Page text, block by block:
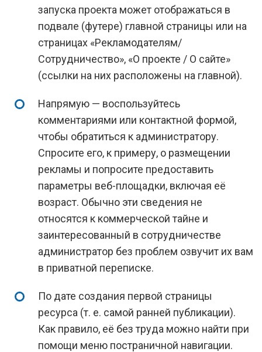
запуска проекта может отображаться в
подвале (футере) главной страницы или на
страницах «Рекламодателям/
Сотрудничество», «О проекте / О сайте»
(ссылки на них расположены на главной).
Напрямую — воспользуйтесь
комментариями или контактной формой,
чтобы обратиться к администратору.
Спросите его, к примеру, о размещении
рекламы и попросите предоставить
параметры веб-площадки, включая её
возраст. Обычно эти сведения не
относятся к коммерческой тайне и
заинтересованный в сотрудничестве
администратор без проблем озвучит их вам
в приватной переписке.
По дате создания первой страницы
ресурса (т. е. самой ранней публикации).
Как правило, её без труда можно найти при
помощи меню постраничной навигации.